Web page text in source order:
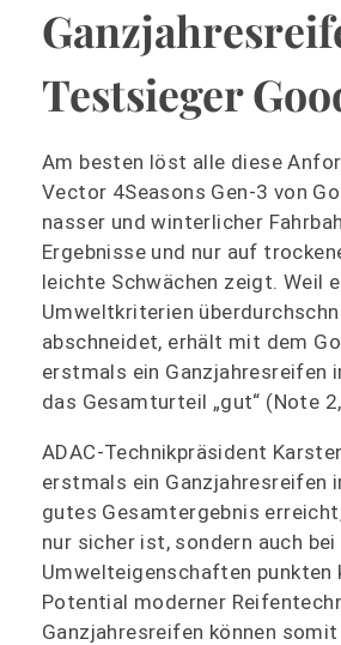
Testsieger
Am besten löst alle diese
Vector 4Seasons Gen-3 von
nasser und winterlicher
Ergebnisse und nur auf
leichte Schwächen zeigt. Weil
Umweltkriterien
abschneidet, erhält mit dem
erstmals ein Ganzjahresreifen
das Gesamturteil „gut“ (Note
ADAC-Technikpräsident
erstmals ein Ganzjahresreifen
gutes Gesamtergebnis
nur sicher ist, sondern auch bei
Umwelteigenschaften punkten
Potential moderner
Ganzjahresreifen können